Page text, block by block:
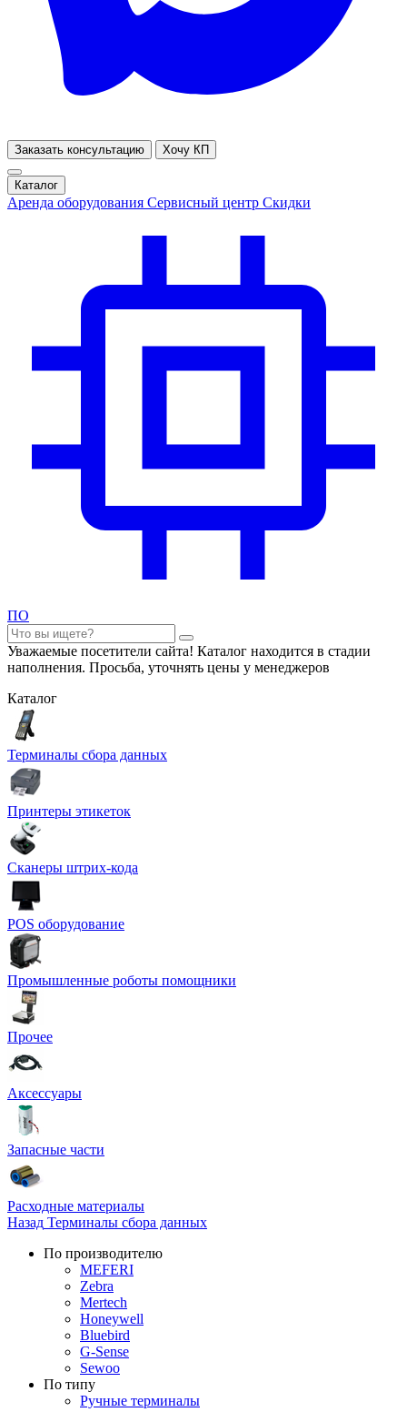
Заказать консультацию Хочу КП
Каталог
Аренда оборудования Сервисный центр Скидки
ПО
Уважаемые посетители сайта! Каталог находится в стадии
наполнения. Просьба, уточнять цены у менеджеров
Каталог
Терминалы сбора данных
Принтеры этикеток
Сканеры штрих-кода
POS оборудование
Промышленные роботы помощники
Прочее
Аксессуары
Запасные части
Расходные материалы
Назад Терминалы сбора данных
По производителю
MEFERI
Zebra
Mertech
Honeywell
Bluebird
G-Sense
Sewoo
По типу
Ручные терминалы